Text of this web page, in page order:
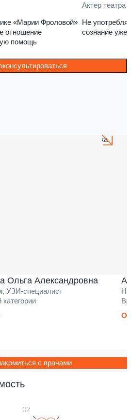
«Марии Фроловой»
отношение
помощь
Актер театра
Не
сознание уже
Ольга Александровна
УЗИ-специалист
с врачами